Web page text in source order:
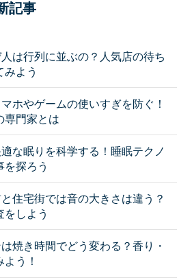
記事
は行列に並ぶの？人気店の待ち
みよう
ホやゲームの使いすぎを防ぐ！
専門家とは
な眠りを科学する！睡眠テクノ
を探ろう
住宅街では音の大きさは違う？
をしよう
焼き時間でどう変わる？香り・
う！